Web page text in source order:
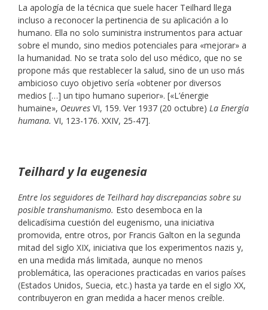
La apología de la técnica que suele hacer Teilhard llega
incluso a reconocer la pertinencia de su aplicación a lo
humano. Ella no solo suministra instrumentos para actuar
sobre el mundo, sino medios potenciales para «mejorar» a
la humanidad. No se trata solo del uso médico, que no se
propone más que restablecer la salud, sino de un uso más
ambicioso cuyo objetivo sería «obtener por diversos
medios […] un tipo humano superior». [«L’énergie
humaine», Oeuvres VI, 159. Ver 1937 (20 octubre) La Energía
humana. VI, 123-176. XXIV, 25-47].
Teilhard y la eugenesia
Entre los seguidores de Teilhard hay discrepancias sobre su
posible transhumanismo. Esto desemboca en la
delicadísima cuestión del eugenismo, una iniciativa
promovida, entre otros, por Francis Galton en la segunda
mitad del siglo XIX, iniciativa que los experimentos nazis y,
en una medida más limitada, aunque no menos
problemática, las operaciones practicadas en varios países
(Estados Unidos, Suecia, etc.) hasta ya tarde en el siglo XX,
contribuyeron en gran medida a hacer menos creíble.